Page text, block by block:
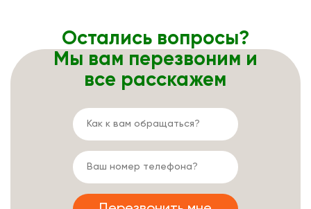
Остались вопросы?
Мы вам перезвоним и
все расскажем